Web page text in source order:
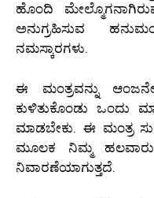
ಹೊಂದಿ
ಅನುಗ್ರಹಿಸುವ
ನಮಸ್ಕಾರಗಳು.
ಈ ಮಂತ್ರವನ್ನು
ಕುಳಿತುಕೊಂಡು
ಮಾಡಬೇಕು. ಈ ಮಂತ್ರ
ಮೂಲಕ ನಿಮ್ಮ
ನಿವಾರಣೆಯಾಗುತ್ತದೆ.